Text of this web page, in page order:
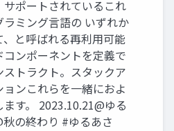
サポートされているこれ
ラミング言語の いずれか
、と呼ばれる再利用可能
コンポーネントを定義で
ストラクト。スタックア
ョンこれらを一緒におよ
す。 2023.10.21@ゆる
秋の終わり #ゆるあさ